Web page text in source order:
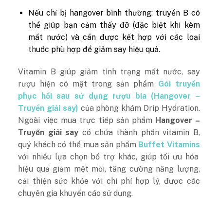
Nếu chỉ bị hangover bình thường: truyền B có
thể giúp bạn cảm thấy đỡ (đặc biệt khi kèm
mất nước) và cần được kết hợp với các loại
thuốc phù hợp để giảm say hiệu quả.
Vitamin B giúp giảm tình trạng mất nước, say
rượu hiện có mặt trong sản phẩm Gói truyền
phục hồi sau sử dụng rượu bia (Hangover –
Truyền giải say) của phòng khám Drip Hydration.
Ngoài việc mua trực tiếp sản phẩm Hangover –
Truyền giải say có chứa thành phần vitamin B,
quý khách có thể mua sản phẩm Buffet Vitamins
với nhiều lựa chọn bổ trợ khác, giúp tối ưu hóa
hiệu quả giảm mệt mỏi, tăng cường năng lượng,
cải thiện sức khỏe với chi phí hợp lý, được các
chuyên gia khuyến cáo sử dụng.